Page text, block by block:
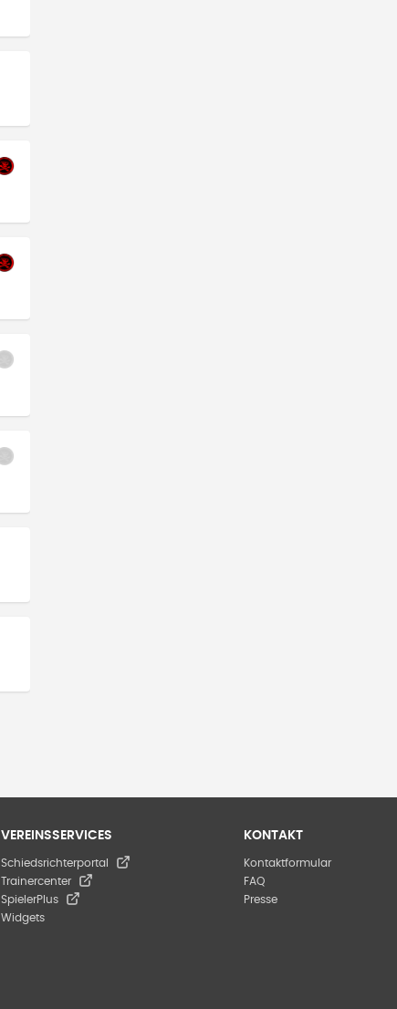
VEREINSSERVICES
Schiedsrichterportal
Trainercenter
SpielerPlus
Widgets
KONTAKT
Kontaktformular
FAQ
Presse